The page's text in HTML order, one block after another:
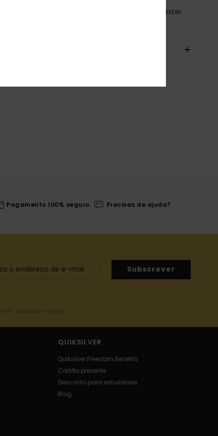
[Tecido principal] 55% algodão, 45% poliéster
Pagamento 100% seguro Precisas de ajuda?
Subscrever
de boas-vindas
QUIKSILVER
Quiksilver Freedom Benefits
Cartão presente
Desconto para estudantes
Blog